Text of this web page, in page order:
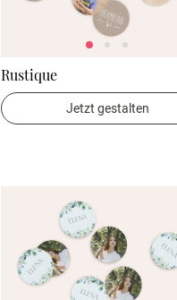
Rustique
Jetzt gestalten